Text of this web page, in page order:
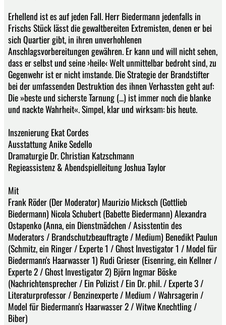
Erhellend ist es auf jeden Fall. Herr Biedermann jedenfalls in
Frischs Stück lässt die gewaltbereiten Extremisten, denen er bei
sich Quartier gibt, in ihren unverhohlenen
Anschlagsvorbereitungen gewähren. Er kann und will nicht sehen,
dass er selbst und seine ›heile‹ Welt unmittelbar bedroht sind, zu
Gegenwehr ist er nicht imstande. Die Strategie der Brandstifter
bei der umfassenden Destruktion des ihnen Verhassten geht auf:
Die »beste und sicherste Tarnung (...) ist immer noch die blanke
und nackte Wahrheit«. Simpel, klar und wirksam: bis heute.
Inszenierung Ekat Cordes
Ausstattung Anike Sedello
Dramaturgie Dr. Christian Katzschmann
Regieassistenz & Abendspielleitung Joshua Taylor
Mit
Frank Röder (Der Moderator) Maurizio Micksch (Gottlieb
Biedermann) Nicola Schubert (Babette Biedermann) Alexandra
Ostapenko (Anna, ein Dienstmädchen / Asisstentin des
Moderators / Brandschutzbeauftragte / Medium) Benedikt Paulun
(Schmitz, ein Ringer / Experte 1 / Ghost Investigator 1 / Model für
Biedermann's Haarwasser 1) Rudi Grieser (Eisenring, ein Kellner /
Experte 2 / Ghost Investigator 2) Björn Ingmar Böske
(Nachrichtensprecher / Ein Polizist / Ein Dr. phil. / Experte 3 /
Literaturprofessor / Benzinexperte / Medium / Wahrsagerin /
Model für Biedermann's Haarwasser 2 / Witwe Knechtling /
Biber)